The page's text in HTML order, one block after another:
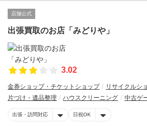
店舗公式
出張買取のお店「みどりや」
3.02
金券ショップ・チケットショップ リサイクルシ
片づけ・遺品整理
ハウスクリーニング 中古ゲ
出張・訪問対応 日祝OK